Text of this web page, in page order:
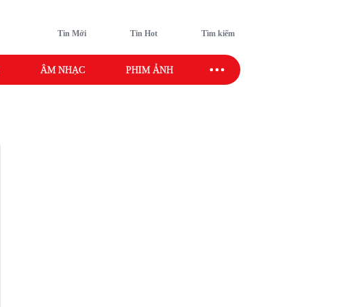
Tin Mới Tin Hot Tìm kiếm
ÂM NHẠC PHIM ẢNH SAO SPORT